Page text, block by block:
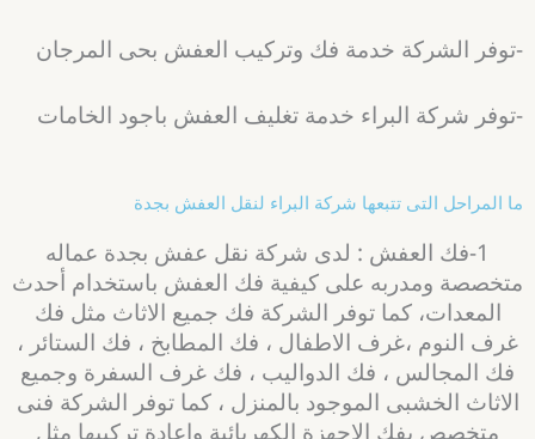
-توفر الشركة خدمة فك وتركيب العفش بحى المرجان
-توفر شركة البراء خدمة تغليف العفش باجود الخامات
ما المراحل التى تتبعها شركة البراء لنقل العفش بجدة
1-فك العفش : لدى شركة نقل عفش بجدة عماله
متخصصة ومدربه على كيفية فك العفش باستخدام أحدث
المعدات، كما توفر الشركة فك جميع الاثاث مثل فك
غرف النوم ،غرف الاطفال ، فك المطابخ ، فك الستائر ،
فك المجالس ، فك الدواليب ، فك غرف السفرة وجميع
الاثاث الخشبى الموجود بالمنزل ، كما توفر الشركة فنى
متخصص بفك الاجهزة الكهربائية واعادة تركيبها مثل